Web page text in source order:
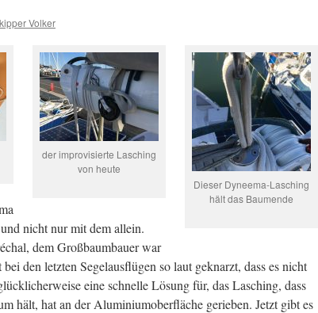
Volker
Dieser Dyneema-Lasching
hält das Baumende
der improvisierte Lasching
von heute
nicht nur mit dem allein.
dem Großbaumbauer war
den letzten Segelausflügen so laut geknarzt, dass es nicht
eine schnelle Lösung für, das Lasching, dass
hält, hat an der Aluminiumoberfläche gerieben. Jetzt gibt es